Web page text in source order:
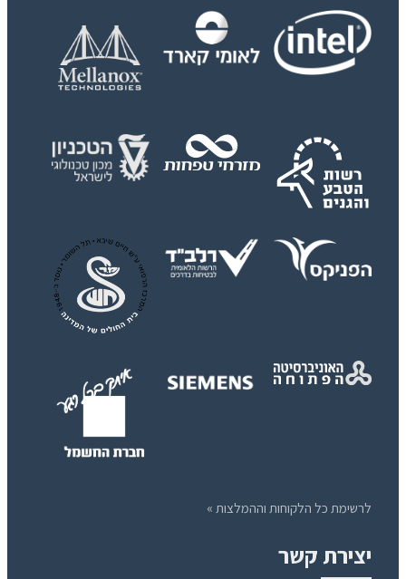
לרשימת כל הלקוחות וההמלצות »
יצירת קשר